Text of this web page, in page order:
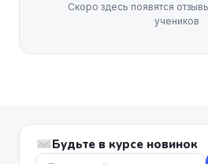
Скоро здесь появятся
учеников
Будьте в курсе новинок